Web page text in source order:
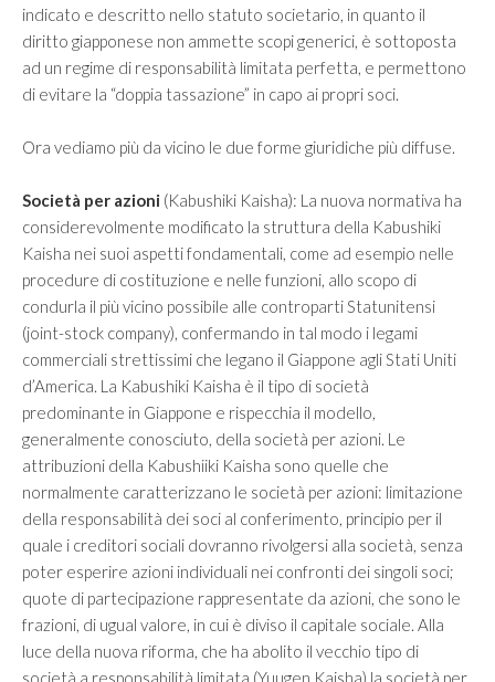
indicato e descritto nello statuto societario, in quanto il
diritto giapponese non ammette scopi generici, è sottoposta
ad un regime di responsabilità limitata perfetta, e permettono
di evitare la “doppia tassazione” in capo ai propri soci.
Ora vediamo più da vicino le due forme giuridiche più diffuse.
Società per azioni (Kabushiki Kaisha): La nuova normativa ha
considerevolmente modificato la struttura della Kabushiki
Kaisha nei suoi aspetti fondamentali, come ad esempio nelle
procedure di costituzione e nelle funzioni, allo scopo di
condurla il più vicino possibile alle controparti Statunitensi
(joint-stock company), confermando in tal modo i legami
commerciali strettissimi che legano il Giappone agli Stati Uniti
d’America. La Kabushiki Kaisha è il tipo di società
predominante in Giappone e rispecchia il modello,
generalmente conosciuto, della società per azioni. Le
attribuzioni della Kabushiiki Kaisha sono quelle che
normalmente caratterizzano le società per azioni: limitazione
della responsabilità dei soci al conferimento, principio per il
quale i creditori sociali dovranno rivolgersi alla società, senza
poter esperire azioni individuali nei confronti dei singoli soci;
quote di partecipazione rappresentate da azioni, che sono le
frazioni, di ugual valore, in cui è diviso il capitale sociale. Alla
luce della nuova riforma, che ha abolito il vecchio tipo di
società a responsabilità limitata (Yuugen Kaisha) la società per